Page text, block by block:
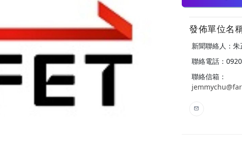
發佈單位名
新聞聯絡人：朱
聯絡電話：
聯絡信箱：